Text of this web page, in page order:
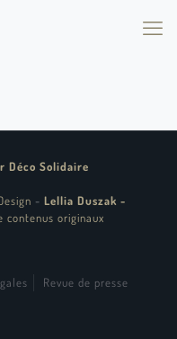
Déco Solidaire
- Lellia Duszak -
contenus originaux
Revue de presse